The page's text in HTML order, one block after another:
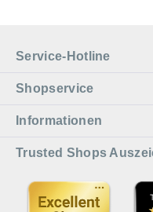
Service-Hotline
Shopservice
Informationen
Trusted Shops